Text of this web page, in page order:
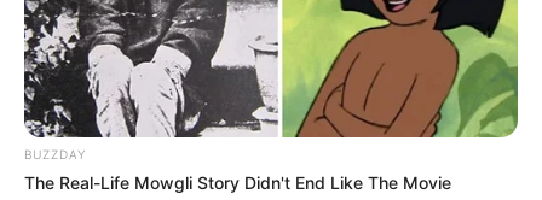
BUZZDAY
The Real-Life Mowgli Story Didn't End Like The Movie